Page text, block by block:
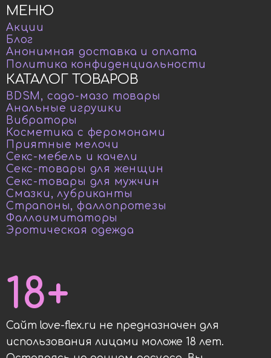
КАТАЛОГ ТОВАРОВ
BDSM, садо-мазо товары
Анальные игрушки
Вибраторы
Косметика с феромонами
Приятные мелочи
Секс-мебель и качели
Секс-товары для женщин
Секс-товары для мужчин
Смазки, лубриканты
Страпоны, фаллопротезы
Фаллоимитаторы
Эротическая одежда
МЕНЮ
Акции
Блог
Анонимная доставка и оплата
Политика конфиденциальности
Сайт love-flex.ru не предназначен для
использования лицами моложе 18 лет.
18+